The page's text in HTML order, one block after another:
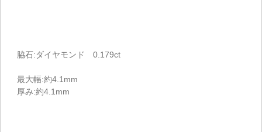
脇石:ダイヤモンド 0.179ct
最大幅:約4.1mm
厚み:約4.1mm